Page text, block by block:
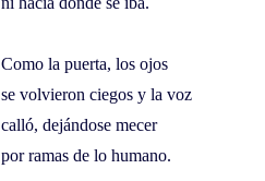
Como la puerta, los ojos
se volvieron ciegos y la voz
calló, dejándose mecer
por ramas de lo humano.